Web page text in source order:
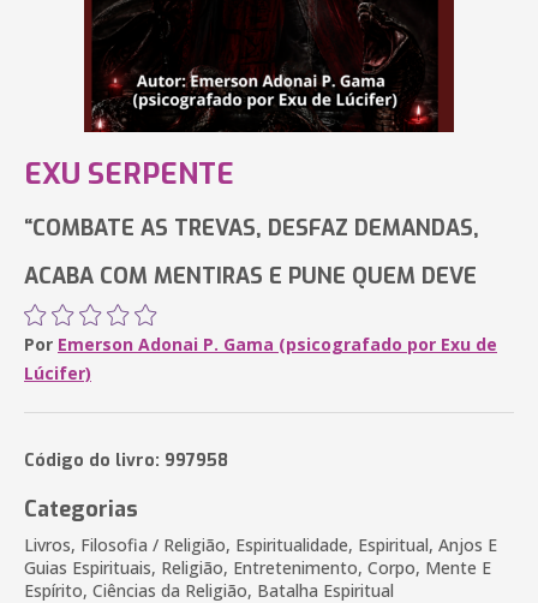
EXU SERPENTE
“COMBATE AS TREVAS, DESFAZ DEMANDAS,
ACABA COM MENTIRAS E PUNE QUEM DEVE
Por Emerson Adonai P. Gama (psicografado por Exu de
Lúcifer)
Código do livro: 997958
Categorias
Livros, Filosofia / Religião, Espiritualidade, Espiritual, Anjos E
Guias Espirituais, Religião, Entretenimento, Corpo, Mente E
Espírito, Ciências da Religião, Batalha Espiritual